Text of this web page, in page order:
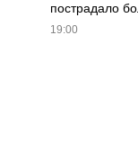
пострадало
19:00